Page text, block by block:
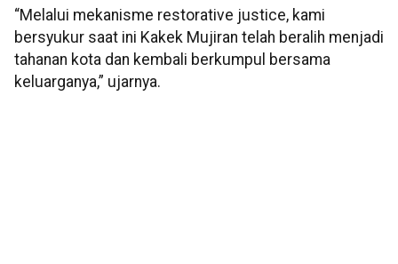
“Melalui mekanisme restorative justice, kami
bersyukur saat ini Kakek Mujiran telah beralih menjadi
tahanan kota dan kembali berkumpul bersama
keluarganya,” ujarnya.